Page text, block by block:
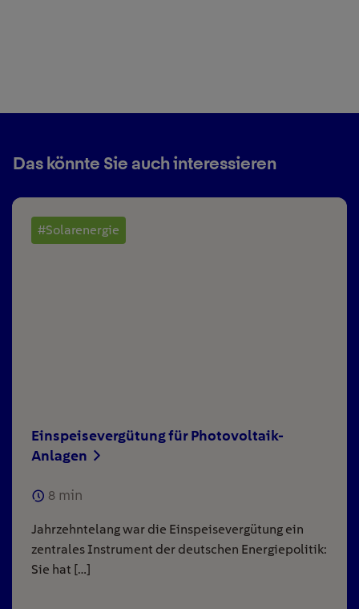
Das könnte Sie auch interessieren
#Solarenergie
Einspeisevergütung für Photovoltaik-
Anlagen
8 min
Jahrzehntelang war die Einspeisevergütung ein
zentrales Instrument der deutschen Energiepolitik:
Sie hat […]